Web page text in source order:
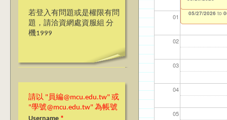
若登入有問題或是權限有問
題，請洽資網處資服組 分
機1999
請以 "員編@mcu.edu.tw" 或
"學號@mcu.edu.tw" 為帳號
01
02
03
04
05
12/31/2027
07/31/2027
07/31/2026
05/27/2026 to
05/27/2026 to